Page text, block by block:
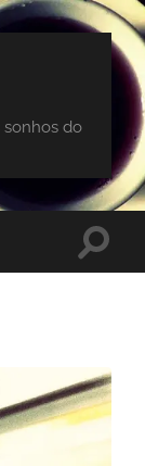
sonhos do
Toggle